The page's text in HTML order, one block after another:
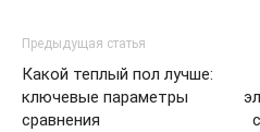
Предыдущая статья
Какой теплый пол лучше:
ключевые параметры
сравнения